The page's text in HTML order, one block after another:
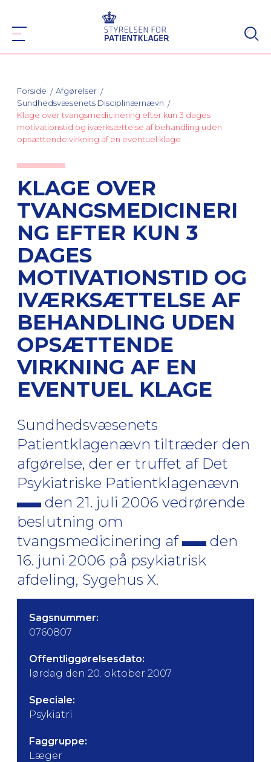
Forside
Afgørelser
Sundhedsvæsenets Disciplinærnævn
Klage over tvangsmedicinering efter kun 3 dages
motivationstid og iværksættelse af behandling uden
opsættende virkning af en eventuel klage
KLAGE OVER
TVANGSMEDICINERI
NG EFTER KUN 3
DAGES
MOTIVATIONSTID OG
IVÆRKSÆTTELSE AF
BEHANDLING UDEN
OPSÆTTENDE
VIRKNING AF EN
EVENTUEL KLAGE
Sundhedsvæsenets
Patientklagenævn tiltræder den
afgørelse, der er truffet af Det
Psykiatriske Patientklagenævn
den 21. juli 2006 vedrørende
beslutning om
tvangsmedicinering af
den
16. juni 2006 på psykiatrisk
afdeling, Sygehus X.
Sagsnummer:
0760807
Offentliggørelsesdato:
lørdag den 20. oktober 2007
Speciale:
Psykiatri
Faggruppe:
Læger